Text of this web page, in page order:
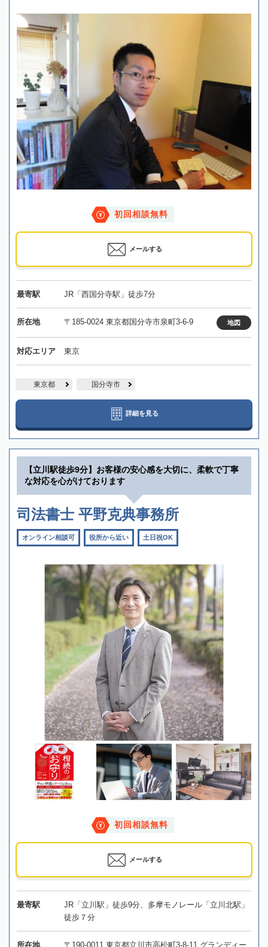
初回相談無料
メールする
最寄駅 JR「西国分寺駅」徒歩7分
所在地 〒185-0024 東京都国分寺市泉町3-6-9 地図
対応エリア 東京
東京都 国分寺市
詳細を見る
【立川駅徒歩9分】お客様の安心感を大切に、柔軟で丁寧
な対応を心がけております
司法書士 平野克典事務所
オンライン相談可 役所から近い 土日祝OK
初回相談無料
メールする
最寄駅
JR「立川駅」徒歩9分、多摩モノレール「立川北駅」
徒歩７分
所在地 〒190-0011 東京都立川市高松町3-8-11 グランディー